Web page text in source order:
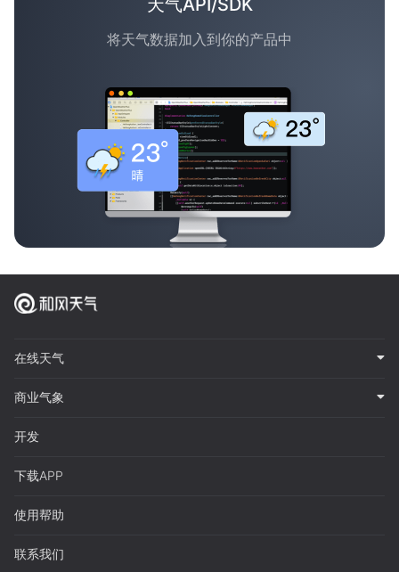
天气API/SDK
将天气数据加入到你的产品中
在线天气
商业气象
开发
下载APP
使用帮助
联系我们